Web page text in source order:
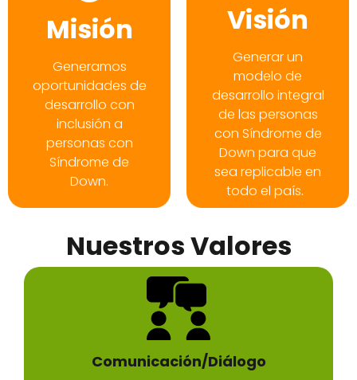
Misión
Misión
Generamos
oportunidades de
desarrollo con
inclusión a
personas con
Síndrome de
Down.
Visión
Visión
Generar un
modelo de
desarrollo integral
de las personas
con Síndrome de
Down para que
sea replicable en
todo el país.
Nuestros Valores
Diálogo